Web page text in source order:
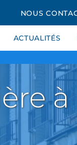
NOUS
ACTUALITÉS
à